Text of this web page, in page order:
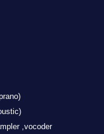
,vocoder